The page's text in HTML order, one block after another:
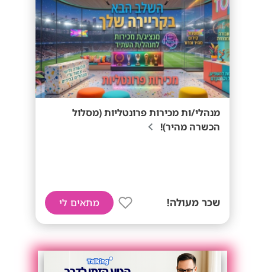
מנהלי/ות מכירות פרונטליות (מסלול
הכשרה מהיר)!
שכר מעולה! מתאים לי